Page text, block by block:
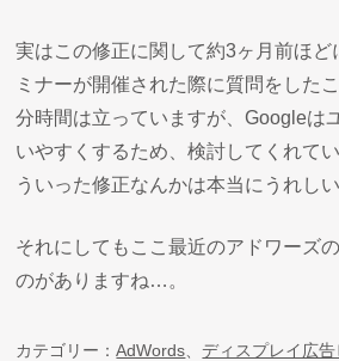
実はこの修正に関して約3ヶ月前ほど
ミナーが開催された際に質問をした
分時間は立っていますが、Googleは
いやすくするため、検討してくれて
ういった修正なんかは本当にうれしい
それにしてもここ最近のアドワーズ
のがありますね…。
カテゴリー：AdWords 、ディスプレイ広